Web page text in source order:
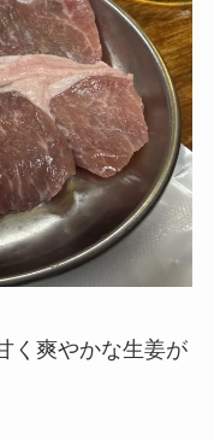
く爽やかな生姜が